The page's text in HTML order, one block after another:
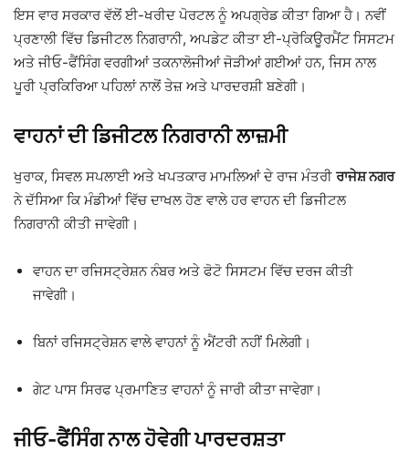
ਇਸ ਵਾਰ ਸਰਕਾਰ ਵੱਲੋਂ ਈ-ਖਰੀਦ ਪੋਰਟਲ ਨੂੰ ਅਪਗ੍ਰੇਡ ਕੀਤਾ ਗਿਆ ਹੈ। ਨਵੀਂ
ਪ੍ਰਣਾਲੀ ਵਿੱਚ ਡਿਜੀਟਲ ਨਿਗਰਾਨੀ, ਅਪਡੇਟ ਕੀਤਾ ਈ-ਪ੍ਰੋਕਿਊਰਮੈਂਟ ਸਿਸਟਮ
ਅਤੇ ਜੀਓ-ਫੈਂਸਿੰਗ ਵਰਗੀਆਂ ਤਕਨਾਲੋਜੀਆਂ ਜੋੜੀਆਂ ਗਈਆਂ ਹਨ, ਜਿਸ ਨਾਲ
ਪੂਰੀ ਪ੍ਰਕਿਰਿਆ ਪਹਿਲਾਂ ਨਾਲੋਂ ਤੇਜ਼ ਅਤੇ ਪਾਰਦਰਸ਼ੀ ਬਣੇਗੀ।
ਵਾਹਨਾਂ ਦੀ ਡਿਜੀਟਲ ਨਿਗਰਾਨੀ ਲਾਜ਼ਮੀ
ਖੁਰਾਕ, ਸਿਵਲ ਸਪਲਾਈ ਅਤੇ ਖਪਤਕਾਰ ਮਾਮਲਿਆਂ ਦੇ ਰਾਜ ਮੰਤਰੀ ਰਾਜੇਸ਼ ਨਗਰ
ਨੇ ਦੱਸਿਆ ਕਿ ਮੰਡੀਆਂ ਵਿੱਚ ਦਾਖਲ ਹੋਣ ਵਾਲੇ ਹਰ ਵਾਹਨ ਦੀ ਡਿਜੀਟਲ
ਨਿਗਰਾਨੀ ਕੀਤੀ ਜਾਵੇਗੀ।
ਵਾਹਨ ਦਾ ਰਜਿਸਟ੍ਰੇਸ਼ਨ ਨੰਬਰ ਅਤੇ ਫੋਟੋ ਸਿਸਟਮ ਵਿੱਚ ਦਰਜ ਕੀਤੀ
ਜਾਵੇਗੀ।
ਬਿਨਾਂ ਰਜਿਸਟ੍ਰੇਸ਼ਨ ਵਾਲੇ ਵਾਹਨਾਂ ਨੂੰ ਐਂਟਰੀ ਨਹੀਂ ਮਿਲੇਗੀ।
ਗੇਟ ਪਾਸ ਸਿਰਫ ਪ੍ਰਮਾਣਿਤ ਵਾਹਨਾਂ ਨੂੰ ਜਾਰੀ ਕੀਤਾ ਜਾਵੇਗਾ।
ਜੀਓ-ਫੈਂਸਿੰਗ ਨਾਲ ਹੋਵੇਗੀ ਪਾਰਦਰਸ਼ਤਾ